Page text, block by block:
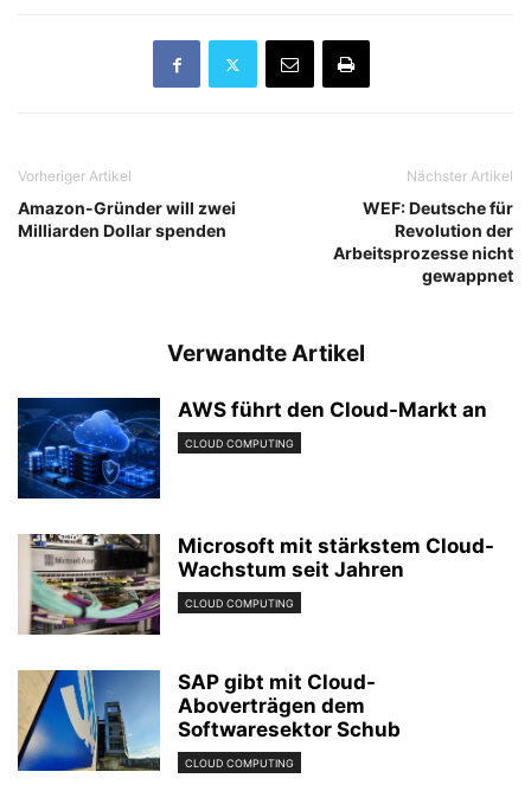
Vorheriger Artikel
Amazon-Gründer will zwei
Milliarden Dollar spenden
Nächster Artikel
WEF: Deutsche für
Revolution der
Arbeitsprozesse nicht
gewappnet
Verwandte Artikel
AWS führt den Cloud-Markt an
CLOUD COMPUTING
Microsoft mit stärkstem Cloud-
Wachstum seit Jahren
CLOUD COMPUTING
SAP gibt mit Cloud-
Aboverträgen dem
Softwaresektor Schub
CLOUD COMPUTING